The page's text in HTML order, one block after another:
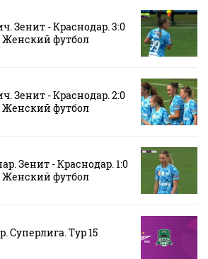
Зенит - Краснодар. 3:0
Женский футбол
Зенит - Краснодар. 2:0
Женский футбол
Зенит - Краснодар. 1:0
Женский футбол
Суперлига. Тур 15